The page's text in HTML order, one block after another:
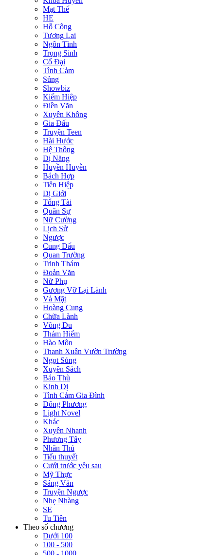
Mạt Thế
HE
Hỗ Công
Tương Lai
Ngôn Tình
Trọng Sinh
Cổ Đại
Tình Cảm
Sủng
Showbiz
Kiếm Hiệp
Điền Văn
Xuyên Không
Gia Đấu
Truyện Teen
Hài Hước
Hệ Thống
Dị Năng
Huyền Huyễn
Bách Hợp
Tiên Hiệp
Dị Giới
Tổng Tài
Quân Sự
Nữ Cường
Lịch Sử
Ngược
Cung Đấu
Quan Trường
Trinh Thám
Đoản Văn
Nữ Phụ
Gương Vỡ Lại Lành
Vả Mặt
Hoàng Cung
Chữa Lành
Võng Du
Thám Hiểm
Hào Môn
Thanh Xuân Vườn Trường
Ngọt Sủng
Xuyên Sách
Báo Thù
Kinh Dị
Tình Cảm Gia Đình
Đông Phương
Light Novel
Khác
Xuyên Nhanh
Phương Tây
Nhân Thú
Tiểu thuyết
Cưới trước yêu sau
Mỹ Thực
Sảng Văn
Truyện Ngược
Nhẹ Nhàng
SE
Tu Tiên
Theo số chương
Dưới 100
100 - 500